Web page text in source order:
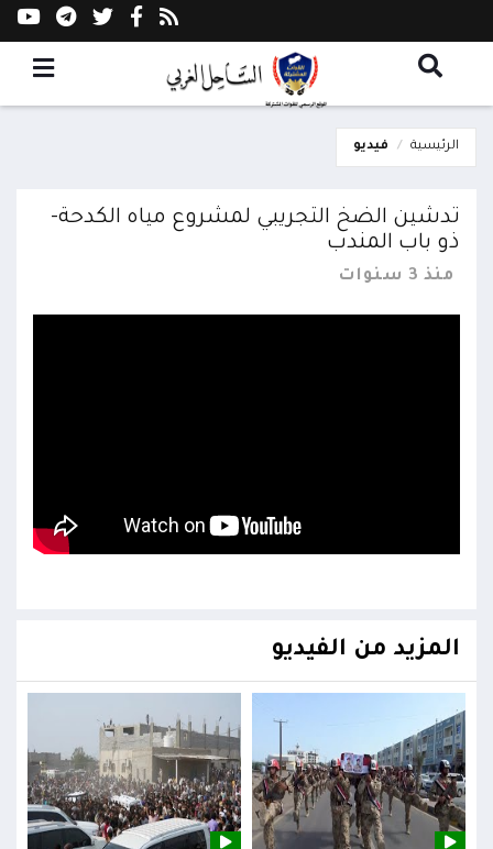
الرئيسية فيديو
تدشين الضخ التجريبي لمشروع مياه الكدحة-
ذو باب المندب
منذ 3 سنوات
المزيد من الفيديو